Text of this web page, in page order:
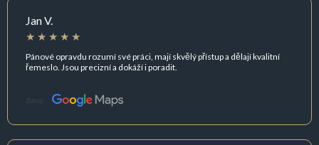
Jan V.
Pánové opravdu rozumí své práci, mají skvělý přístup a dělají kvalitní
řemeslo. Jsou precizní a dokáží i poradit.
Zdroj: